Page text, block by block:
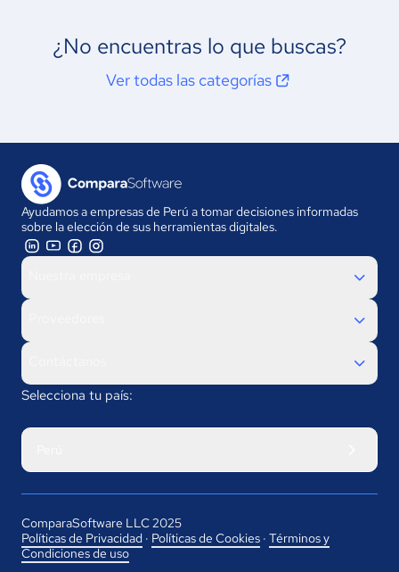
¿No encuentras lo que buscas?
Ver todas las categorías
Ayudamos a empresas de Perú a tomar decisiones informadas
sobre la elección de sus herramientas digitales.
Selecciona tu país:
ComparaSoftware LLC 2025
Políticas de Privacidad · Políticas de Cookies · Términos y
Condiciones de uso